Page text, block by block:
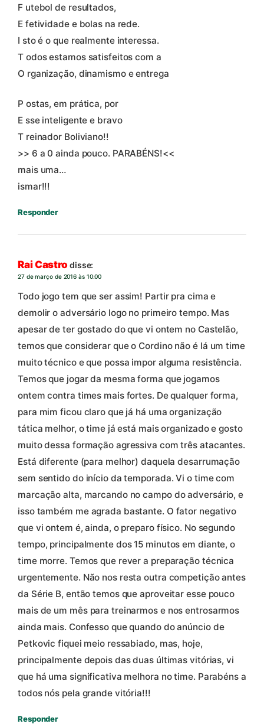
F utebol de resultados,
E fetividade e bolas na rede.
I sto é o que realmente interessa.
T odos estamos satisfeitos com a
O rganização, dinamismo e entrega
P ostas, em prática, por
E sse inteligente e bravo
T reinador Boliviano!!
>> 6 a 0 ainda pouco. PARABÉNS!<<
mais uma…
ismar!!!
Responder
Rai Castro disse:
27 de março de 2016 às 10:00
Todo jogo tem que ser assim! Partir pra cima e
demolir o adversário logo no primeiro tempo. Mas
apesar de ter gostado do que vi ontem no Castelão,
temos que considerar que o Cordino não é lá um time
muito técnico e que possa impor alguma resistência.
Temos que jogar da mesma forma que jogamos
ontem contra times mais fortes. De qualquer forma,
para mim ficou claro que já há uma organização
tática melhor, o time já está mais organizado e gosto
muito dessa formação agressiva com três atacantes.
Está diferente (para melhor) daquela desarrumação
sem sentido do início da temporada. Vi o time com
marcação alta, marcando no campo do adversário, e
isso também me agrada bastante. O fator negativo
que vi ontem é, ainda, o preparo físico. No segundo
tempo, principalmente dos 15 minutos em diante, o
time morre. Temos que rever a preparação técnica
urgentemente. Não nos resta outra competição antes
da Série B, então temos que aproveitar esse pouco
mais de um mês para treinarmos e nos entrosarmos
ainda mais. Confesso que quando do anúncio de
Petkovic fiquei meio ressabiado, mas, hoje,
principalmente depois das duas últimas vitórias, vi
que há uma significativa melhora no time. Parabéns a
todos nós pela grande vitória!!!
Responder